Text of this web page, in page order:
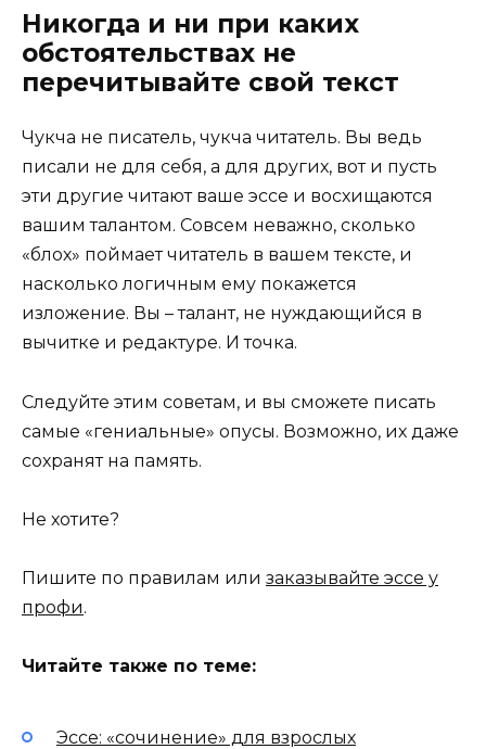
Никогда и ни при каких
обстоятельствах не
перечитывайте свой текст
Чукча не писатель, чукча читатель. Вы ведь
писали не для себя, а для других, вот и пусть
эти другие читают ваше эссе и восхищаются
вашим талантом. Совсем неважно, сколько
«блох» поймает читатель в вашем тексте, и
насколько логичным ему покажется
изложение. Вы – талант, не нуждающийся в
вычитке и редактуре. И точка.
Следуйте этим советам, и вы сможете писать
самые «гениальные» опусы. Возможно, их даже
сохранят на память.
Не хотите?
Пишите по правилам или заказывайте эссе у
профи.
Читайте также по теме:
Эссе: «сочинение» для взрослых